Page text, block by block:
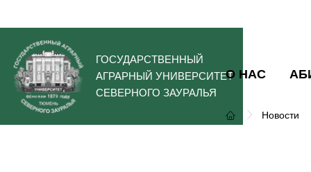
ГОСУДАРСТВЕННЫЙ
АГРАРНЫЙ УНИВЕРСИТЕТ
СЕВЕРНОГО ЗАУРАЛЬЯ
О НАС
Новости